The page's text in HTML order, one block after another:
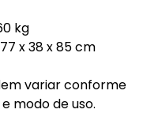
kg
x 38 x 85 cm
variar conforme
modo de uso.